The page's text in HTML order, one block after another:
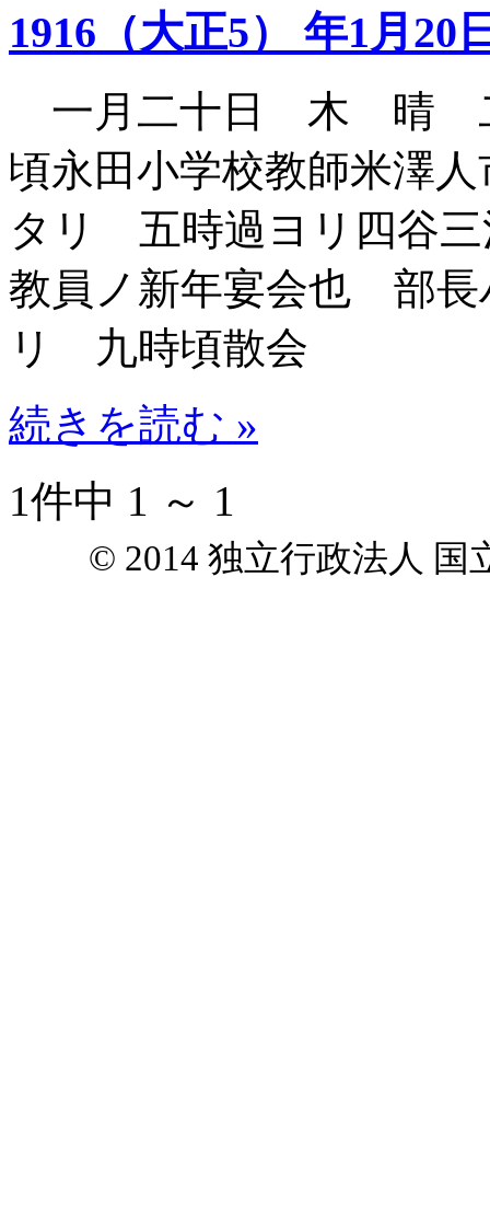
1916（大正5） 年1月20
一月二十日 木 晴
頃永田小学校教師米澤
タリ 五時過ヨリ四谷
教員ノ新年宴会也 部長
リ 九時頃散会
続きを読む »
1件中 1 ～ 1
© 2014 独立行政法人 国